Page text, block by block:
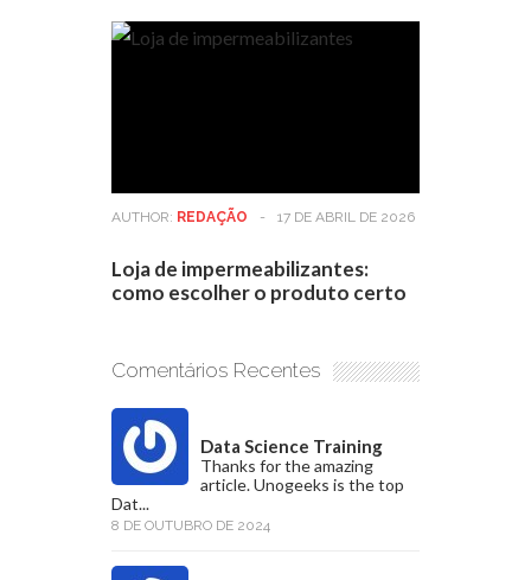
AUTHOR: REDAÇÃO - 17 DE ABRIL DE 2026
Loja de impermeabilizantes:
como escolher o produto certo
Comentários Recentes
Data Science Training
Thanks for the amazing
article. Unogeeks is the top
Dat...
8 DE OUTUBRO DE 2024